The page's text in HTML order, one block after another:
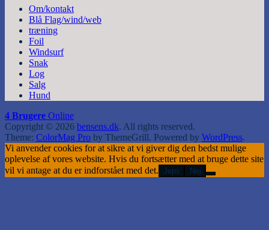
Om/kontakt
Blå Flag/wind/web
træning
Foil
Windsurf
Snak
Log
Salg
Hund
4 Brugere Online
Copyright © 2026 bensens.dk. All rights reserved.
Theme: ColorMag Pro by ThemeGrill. Powered by WordPress.
Vi anvender cookies for at sikre at vi giver dig den bedst mulige
oplevelse af vores website. Hvis du fortsætter med at bruge dette site
vil vi antage at du er indforstået med det. Jeps Nej